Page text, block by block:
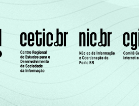
64 36
64 36